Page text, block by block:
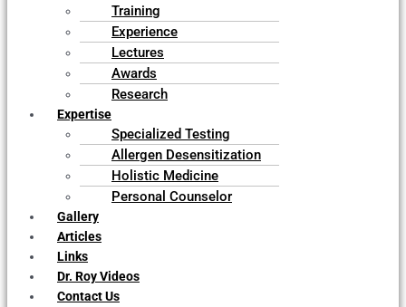
Training
Experience
Lectures
Awards
Research
Expertise
Specialized Testing
Allergen Desensitization
Holistic Medicine
Personal Counselor
Gallery
Articles
Links
Dr. Roy Videos
Contact Us